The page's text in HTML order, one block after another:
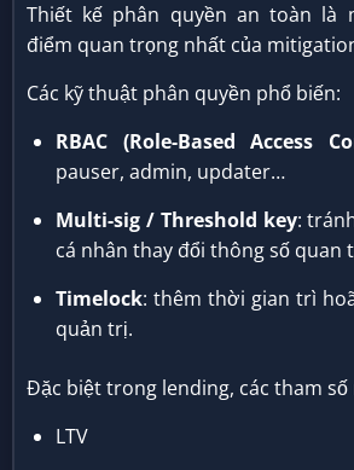
Thiết kế phân quyền an toàn là
điểm quan trọng nhất của
Các kỹ thuật phân quyền phổ biến:
RBAC (Role-Based Access
pauser, admin, updater…
Multi-sig / Threshold key:
cá nhân thay đổi thông số quan
Timelock: thêm thời gian trì
quản trị.
Đặc biệt trong lending, các tham số
LTV